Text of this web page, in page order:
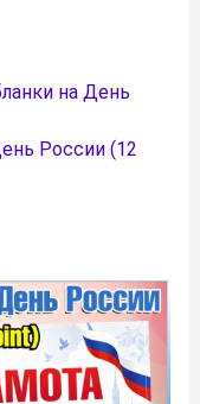
на День
России (12